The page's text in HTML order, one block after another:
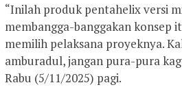
“Inilah produk pentahelix versi
membangga-banggakan konsep
memilih pelaksana proyeknya.
amburadul, jangan pura-pura
Rabu (5/11/2025) pagi.